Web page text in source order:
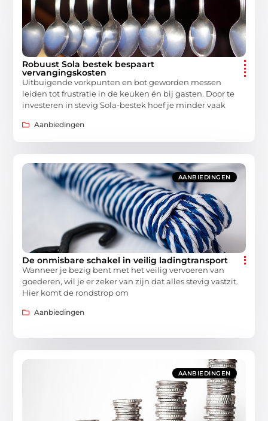
Robuust Sola bestek bespaart
vervangingskosten
Uitbuigende vorkpunten en bot geworden messen
leiden tot frustratie in de keuken én bij gasten. Door te
investeren in stevig Sola-bestek hoef je minder vaak
Aanbiedingen
AANBIEDINGEN
De onmisbare schakel in veilig ladingtransport
Wanneer je bezig bent met het veilig vervoeren van
goederen, wil je er zeker van zijn dat alles stevig vastzit.
Hier komt de rondstrop om
Aanbiedingen
AANBIEDINGEN